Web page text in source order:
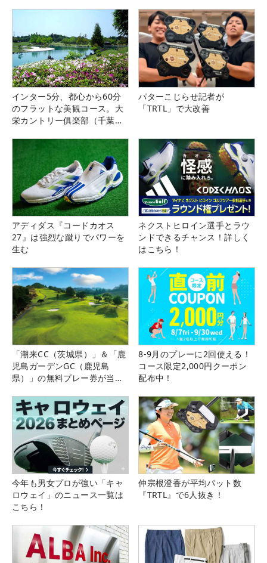
インター5分、都心から60分
のフラットな美観コース。大
栄カントリー俱楽部（千葉
パターこじらせ記者が
「TRTL」で大改善
アディダス『コードカオス
27』は強烈な蹴りでパワーを
生む
ネクストヒロイン選手とラウ
ンドできるチャンス！詳しく
はこちら！
「潮来CC（茨城県）」＆「鹿
児島ガーデンGC（鹿児島
県）」の無料プレー券が当た
8-9月のプレーに2回使える！
コース限定2,000円クーポン
配布中！
今年も男女プロが強い「キャ
ロウェイ」のニュース一覧は
こちら！
仲宗根澄香が平均パット数
『TRTL』で6人抜き！